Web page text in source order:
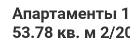
Апартаменты
53.78 кв. м 2/